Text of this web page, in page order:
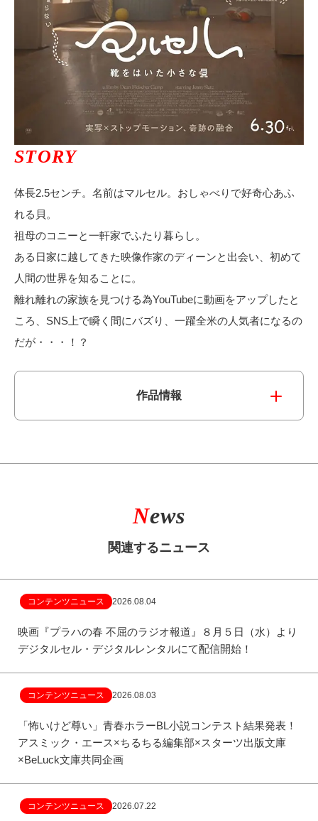
STORY
体長2.5センチ。名前はマルセル。おしゃべりで好奇心あふ
れる貝。
祖母のコニーと一軒家でふたり暮らし。
ある日家に越してきた映像作家のディーンと出会い、初めて
人間の世界を知ることに。
離れ離れの家族を見つける為YouTubeに動画をアップしたと
ころ、SNS上で瞬く間にバズり、一躍全米の人気者になるの
だが・・・！？
作品情報
News
関連するニュース
コンテンツニュース 2026.08.04
映画『プラハの春 不屈のラジオ報道』８月５日（水）より
デジタルセル・デジタルレンタルにて配信開始！
コンテンツニュース 2026.08.03
「怖いけど尊い」青春ホラーBL小説コンテスト結果発表！
アスミック・エース×ちるちる編集部×スターツ出版文庫
×BeLuck文庫共同企画
コンテンツニュース 2026.07.22
ご利用規約